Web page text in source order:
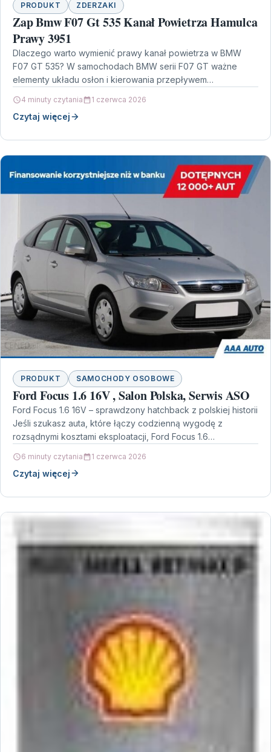
PRODUKT ZDERZAKI
Zap Bmw F07 Gt 535 Kanał Powietrza Hamulca
Prawy 3951
Dlaczego warto wymienić prawy kanał powietrza w BMW
F07 GT 535? W samochodach BMW serii F07 GT ważne
elementy układu osłon i kierowania przepływem…
4 minuty czytania 1 czerwca 2026
Czytaj więcej
PRODUKT SAMOCHODY OSOBOWE
Ford Focus 1.6 16V , Salon Polska, Serwis ASO
Ford Focus 1.6 16V – sprawdzony hatchback z polskiej historii
Jeśli szukasz auta, które łączy codzienną wygodę z
rozsądnymi kosztami eksploatacji, Ford Focus 1.6…
6 minuty czytania 1 czerwca 2026
Czytaj więcej